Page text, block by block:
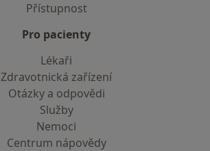
Přístupnost
Pro pacienty
Lékaři
Zdravotnická zařízení
Otázky a odpovědi
Služby
Nemoci
Centrum nápovědy